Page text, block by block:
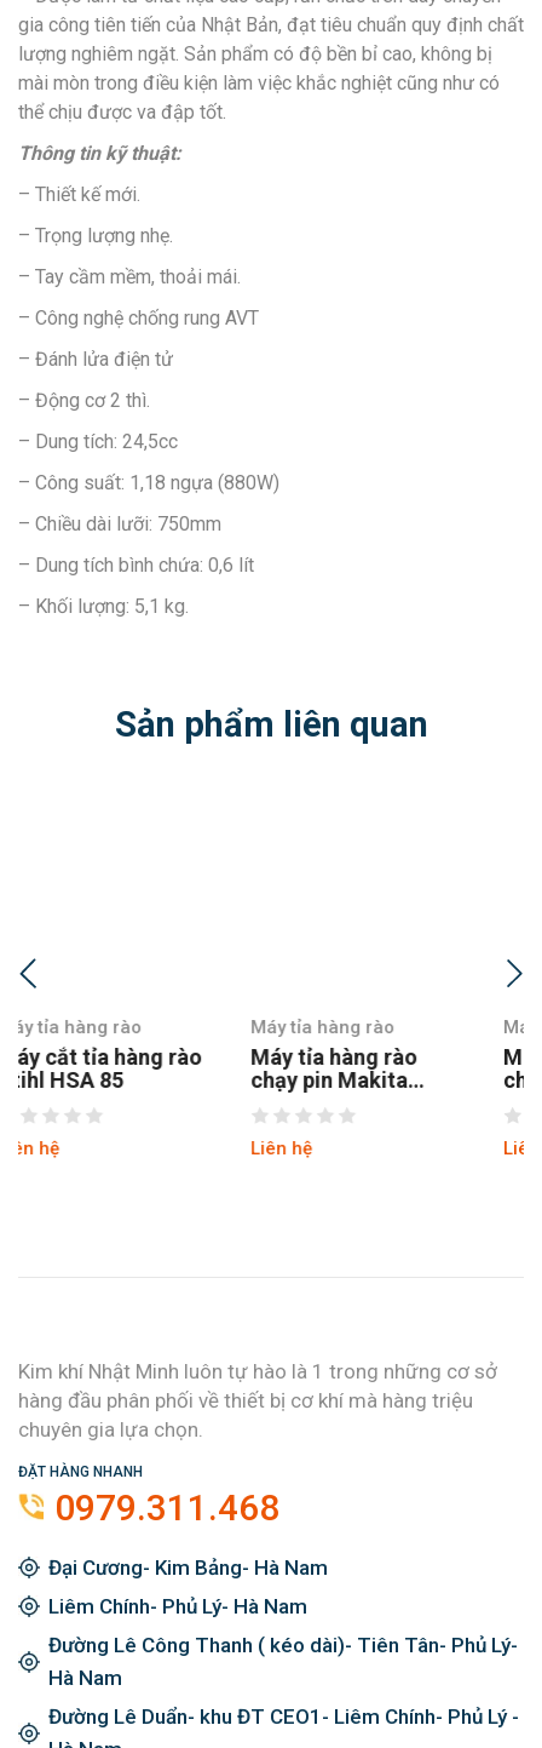
gia công tiên tiến của Nhật Bản, đạt tiêu chuẩn quy định chất
lượng nghiêm ngặt. Sản phẩm có độ bền bỉ cao, không bị
mài mòn trong điều kiện làm việc khắc nghiệt cũng như có
thể chịu được va đập tốt.
Thông tin kỹ thuật:
– Thiết kế mới.
– Trọng lượng nhẹ.
– Tay cầm mềm, thoải mái.
– Công nghệ chống rung AVT
– Đánh lửa điện tử
– Động cơ 2 thì.
– Dung tích: 24,5cc
– Công suất: 1,18 ngựa (880W)
– Chiều dài lưỡi: 750mm
– Dung tích bình chứa: 0,6 lít
– Khối lượng: 5,1 kg.
Sản phẩm liên quan
Máy tỉa hàng rào
Máy tỉa hàng rào
chạy pin Makita
BUH523SH
Liên hệ
Máy tỉa hàng rào
Máy tỉa hàng rào
chạy pin Makita
BUH650RDEP 36V
Liên hệ
Kim khí Nhật Minh luôn tự hào là 1 trong những cơ sở
hàng đầu phân phối về thiết bị cơ khí mà hàng triệu
chuyên gia lựa chọn.
0979.311.468
Đại Cương- Kim Bảng- Hà Nam